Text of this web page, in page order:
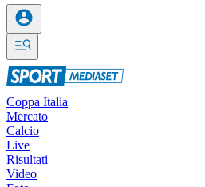
Coppa Italia
Mercato
Calcio
Live
Risultati
Video